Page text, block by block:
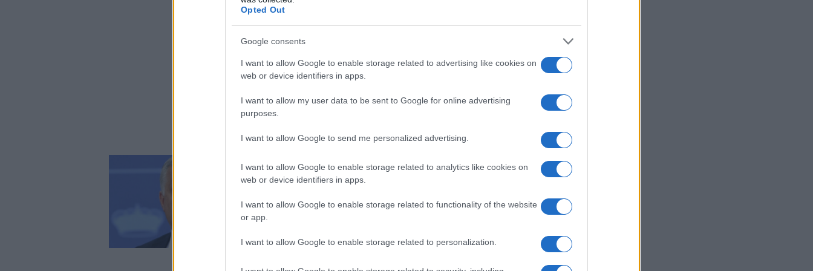
Opted Out
Google consents
I want to allow Google to enable storage related to advertising like cookies on
web or device identifiers in apps.
I want to allow my user data to be sent to Google for online advertising
purposes.
I want to allow Google to send me personalized advertising.
I want to allow Google to enable storage related to analytics like cookies on
web or device identifiers in apps.
I want to allow Google to enable storage related to functionality of the website
or app.
I want to allow Google to enable storage related to personalization.
ο εθνικιστής πολιτικός εξέδωσε
«Διακήρυξη Αντίστασης»,
κατηγορώντας τη νέα
κεντροδεξιά κυβέρνηση του
δημοκρατία και επανέφερε την
ΔΙΕΘΝΗ
21/07/2026 - 17:48
Ουγγαρία: Το κόμμα του
εγκαταστάσεις